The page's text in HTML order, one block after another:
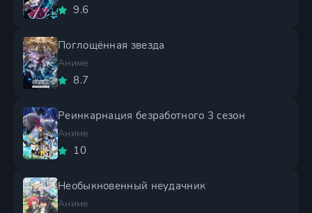
9.6
Поглощённая звезда
Аниме
8.7
Реинкарнация безработного 3 сезон
Аниме
10
Необыкновенный неудачник
Аниме